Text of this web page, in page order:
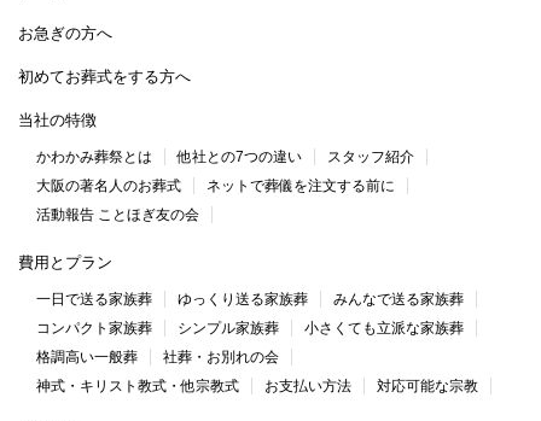
お急ぎの方へ
初めてお葬式をする方へ
当社の特徴
かわかみ葬祭とは 他社との7つの違い
スタッフ紹介
大阪の著名人のお葬式
ネットで葬儀を注文する前に
活動報告 ことほぎ友の会
費用とプラン
一日で送る家族葬 ゆっくり送る家族葬
みんなで送る家族葬
コンパクト家族葬
シンプル家族葬
小さくても立派な家族葬
格調高い一般葬
社葬・お別れの会
神式・キリスト教式・他宗教式
お支払い方法 対応可能な宗教